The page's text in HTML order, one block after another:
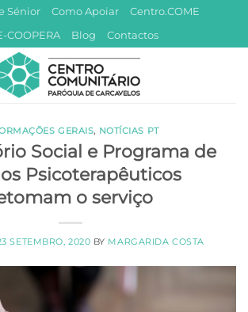
Sénior Como Apoiar
Centro.COME
COOPERA
Blog Contactos
GERAIS, NOTÍCIAS PT
Social e Programa de
Psicoterapêuticos
o serviço
SETEMBRO, 2020 BY MARGARIDA COSTA